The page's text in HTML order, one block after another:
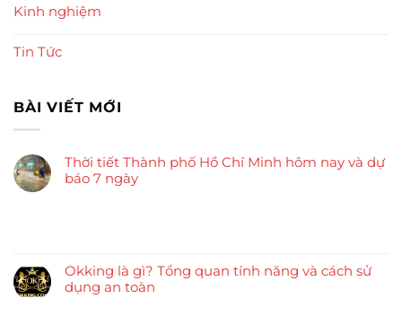
Kinh nghiệm
Tin Tức
BÀI VIẾT MỚI
Thời tiết Thành phố Hồ Chí Minh hôm nay và dự
báo 7 ngày
Okking là gì? Tổng quan tính năng và cách sử
dụng an toàn